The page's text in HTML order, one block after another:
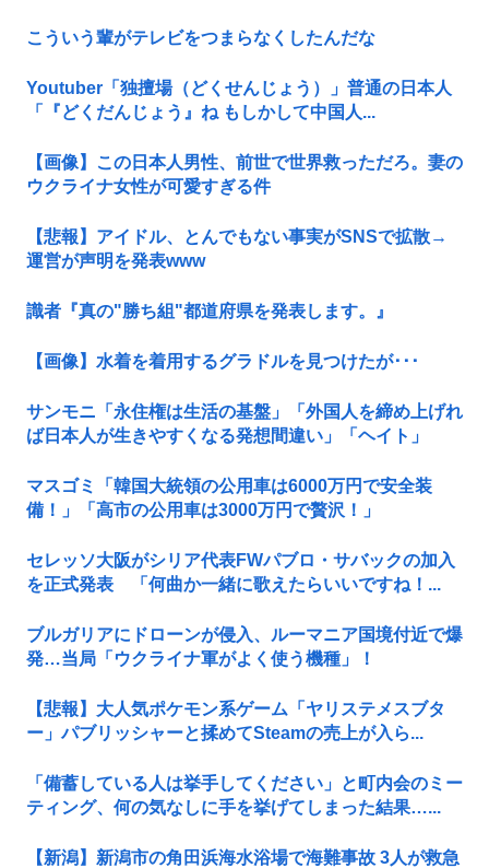
こういう輩がテレビをつまらなくしたんだな
Youtuber「独擅場（どくせんじょう）」普通の日本人
「『どくだんじょう』ね もしかして中国人...
【画像】この日本人男性、前世で世界救っただろ。妻の
ウクライナ女性が可愛すぎる件
【悲報】アイドル、とんでもない事実がSNSで拡散→
運営が声明を発表www
識者『真の"勝ち組"都道府県を発表します。』
【画像】水着を着用するグラドルを見つけたが･･･
サンモニ「永住権は生活の基盤」「外国人を締め上げれ
ば日本人が生きやすくなる発想間違い」「ヘイト」
マスゴミ「韓国大統領の公用車は6000万円で安全装
備！」「高市の公用車は3000万円で贅沢！」
セレッソ大阪がシリア代表FWパブロ・サバックの加入
を正式発表 「何曲か一緒に歌えたらいいですね！...
ブルガリアにドローンが侵入、ルーマニア国境付近で爆
発…当局「ウクライナ軍がよく使う機種」！
【悲報】大人気ポケモン系ゲーム「ヤリステメスブタ
ー」パブリッシャーと揉めてSteamの売上が入ら...
「備蓄している人は挙手してください」と町内会のミー
ティング、何の気なしに手を挙げてしまった結果…...
【新潟】新潟市の角田浜海水浴場で海難事故 3人が救急